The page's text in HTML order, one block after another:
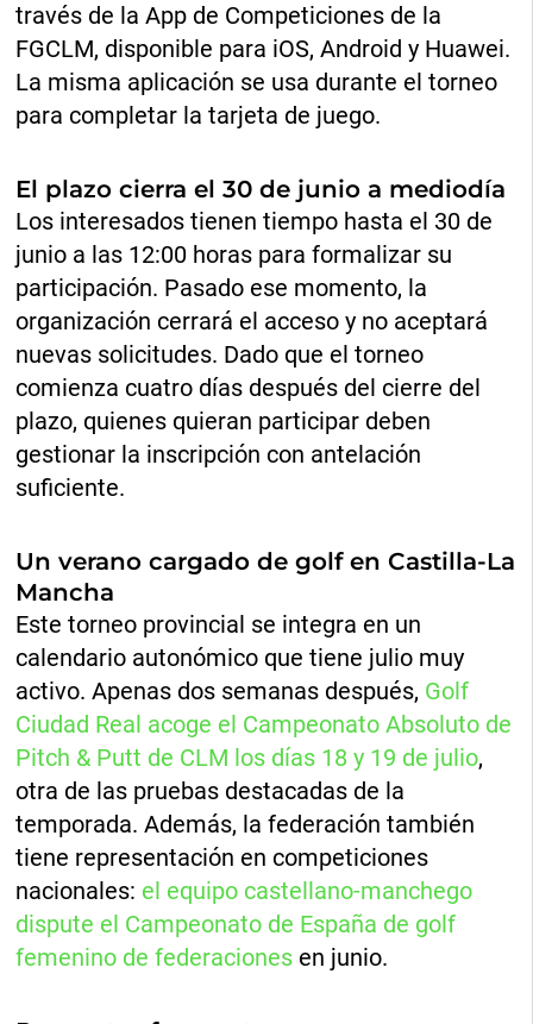
través de la App de Competiciones de la
FGCLM, disponible para iOS, Android y Huawei.
La misma aplicación se usa durante el torneo
para completar la tarjeta de juego.
El plazo cierra el 30 de junio a mediodía
Los interesados tienen tiempo hasta el 30 de
junio a las 12:00 horas para formalizar su
participación. Pasado ese momento, la
organización cerrará el acceso y no aceptará
nuevas solicitudes. Dado que el torneo
comienza cuatro días después del cierre del
plazo, quienes quieran participar deben
gestionar la inscripción con antelación
suficiente.
Un verano cargado de golf en Castilla-La
Mancha
Este torneo provincial se integra en un
calendario autonómico que tiene julio muy
activo. Apenas dos semanas después, Golf
Ciudad Real acoge el Campeonato Absoluto de
Pitch & Putt de CLM los días 18 y 19 de julio,
otra de las pruebas destacadas de la
temporada. Además, la federación también
tiene representación en competiciones
nacionales: el equipo castellano-manchego
dispute el Campeonato de España de golf
femenino de federaciones en junio.